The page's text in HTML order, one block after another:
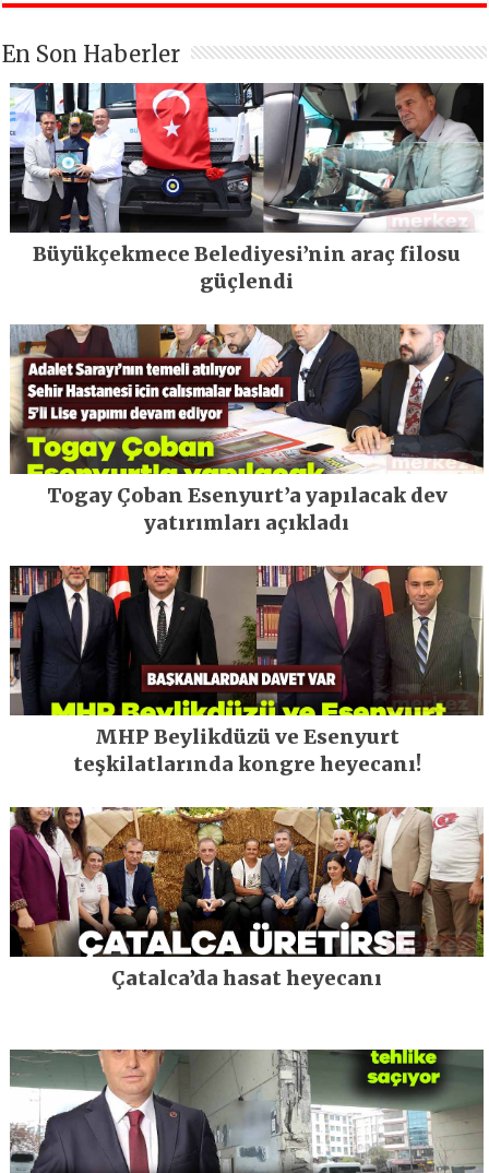
En Son Haberler
Büyükçekmece Belediyesi’nin araç filosu
güçlendi
Togay Çoban Esenyurt’a yapılacak dev
yatırımları açıkladı
MHP Beylikdüzü ve Esenyurt
teşkilatlarında kongre heyecanı!
Çatalca’da hasat heyecanı